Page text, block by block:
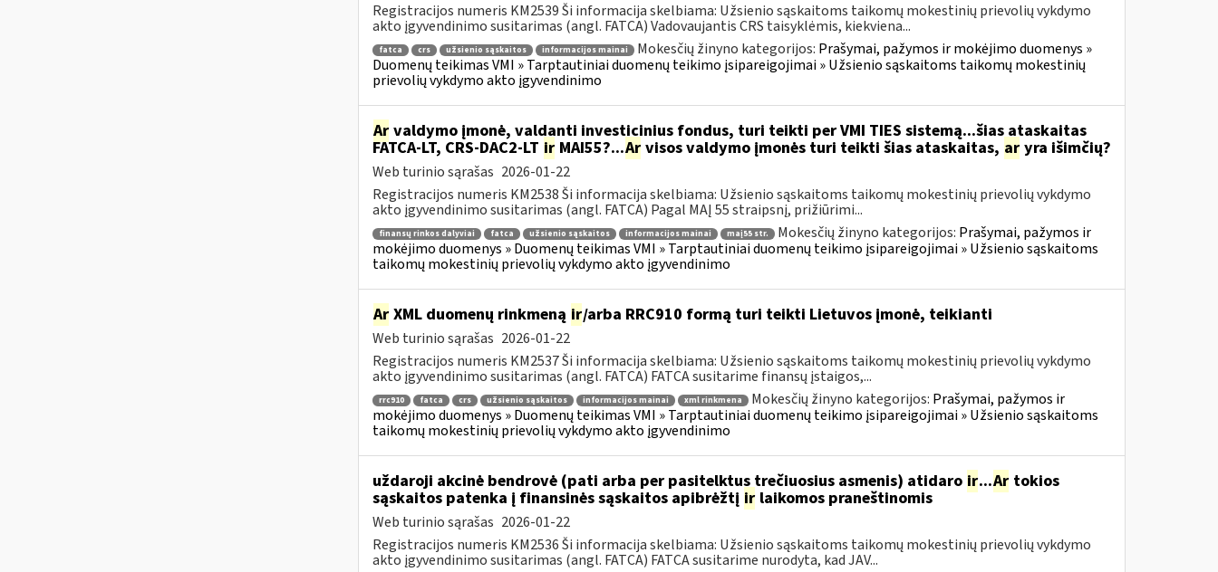
Registracijos numeris KM2539 Ši informacija skelbiama: Užsienio sąskaitoms taikomų mokestinių prievolių vykdymo
akto įgyvendinimo susitarimas (angl. FATCA) Vadovaujantis CRS taisyklėmis, kiekviena...
fatca crs užsienio sąskaitos informacijos mainai Mokesčių žinyno kategorijos: Prašymai, pažymos ir mokėjimo duomenys »
Duomenų teikimas VMI » Tarptautiniai duomenų teikimo įsipareigojimai » Užsienio sąskaitoms taikomų mokestinių
prievolių vykdymo akto įgyvendinimo
Arvaldymo įmonė, valdanti investicinius fondus, turi teikti per VMI TIES sistemą...šias ataskaitas
FATCA-LT, CRS-DAC2-LT irMAI55?...Arvisos valdymo įmonės turi teikti šias ataskaitas, aryra išimčių?
Web turinio sąrašas 2026-01-22
Registracijos numeris KM2538 Ši informacija skelbiama: Užsienio sąskaitoms taikomų mokestinių prievolių vykdymo
akto įgyvendinimo susitarimas (angl. FATCA) Pagal MAĮ 55 straipsnį, prižiūrimi...
finansų rinkos dalyviai fatca užsienio sąskaitos informacijos mainai maį55 str. Mokesčių žinyno kategorijos: Prašymai, pažymos ir
mokėjimo duomenys » Duomenų teikimas VMI » Tarptautiniai duomenų teikimo įsipareigojimai » Užsienio sąskaitoms
taikomų mokestinių prievolių vykdymo akto įgyvendinimo
ArXML duomenų rinkmeną ir/arba RRC910 formą turi teikti Lietuvos įmonė, teikianti
Web turinio sąrašas 2026-01-22
Registracijos numeris KM2537 Ši informacija skelbiama: Užsienio sąskaitoms taikomų mokestinių prievolių vykdymo
akto įgyvendinimo susitarimas (angl. FATCA) FATCA susitarime finansų įstaigos,...
rrc910 fatca crs užsienio sąskaitos informacijos mainai xml rinkmena Mokesčių žinyno kategorijos: Prašymai, pažymos ir
mokėjimo duomenys » Duomenų teikimas VMI » Tarptautiniai duomenų teikimo įsipareigojimai » Užsienio sąskaitoms
taikomų mokestinių prievolių vykdymo akto įgyvendinimo
uždaroji akcinė bendrovė (pati arba per pasitelktus trečiuosius asmenis) atidaro ir...Artokios
sąskaitos patenka į finansinės sąskaitos apibrėžtį irlaikomos praneštinomis
Web turinio sąrašas 2026-01-22
Registracijos numeris KM2536 Ši informacija skelbiama: Užsienio sąskaitoms taikomų mokestinių prievolių vykdymo
akto įgyvendinimo susitarimas (angl. FATCA) FATCA susitarime nurodyta, kad JAV...